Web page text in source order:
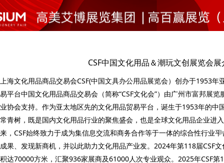
CSF中国文化用品＆潮玩文创展览会展
上海文化用品商品交易会CSF(中国文具办公用品展览会）创办于1953年
易平台中国文化用品商品交易会（简称“CSF文化会”）由广州市富邦展
业协会支持。作为亚太地区先的文化用品贸易平台，诞生于1953年的中
常青树，既是国内文化用品行业的聚焦盛会，也是全球文化用品企业进
来，CSF始终致力于成为集信息交流和商务合作等于一体的综合性行业
成果、发现新商机，并以此助力文化用品产业发。2024年第118届CSF
积达70000方米，汇聚936家展商及61000人次专业观众。2025年CSF